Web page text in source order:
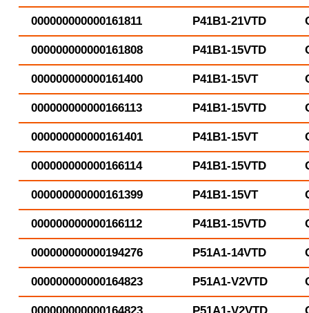
000000000000161811 P41B1-21VTD
000000000000161808 P41B1-15VTD
000000000000161400 P41B1-15VT
000000000000166113 P41B1-15VTD
000000000000161401 P41B1-15VT
000000000000166114 P41B1-15VTD
000000000000161399 P41B1-15VT
000000000000166112 P41B1-15VTD
000000000000194276 P51A1-14VTD
000000000000164823 P51A1-V2VTD